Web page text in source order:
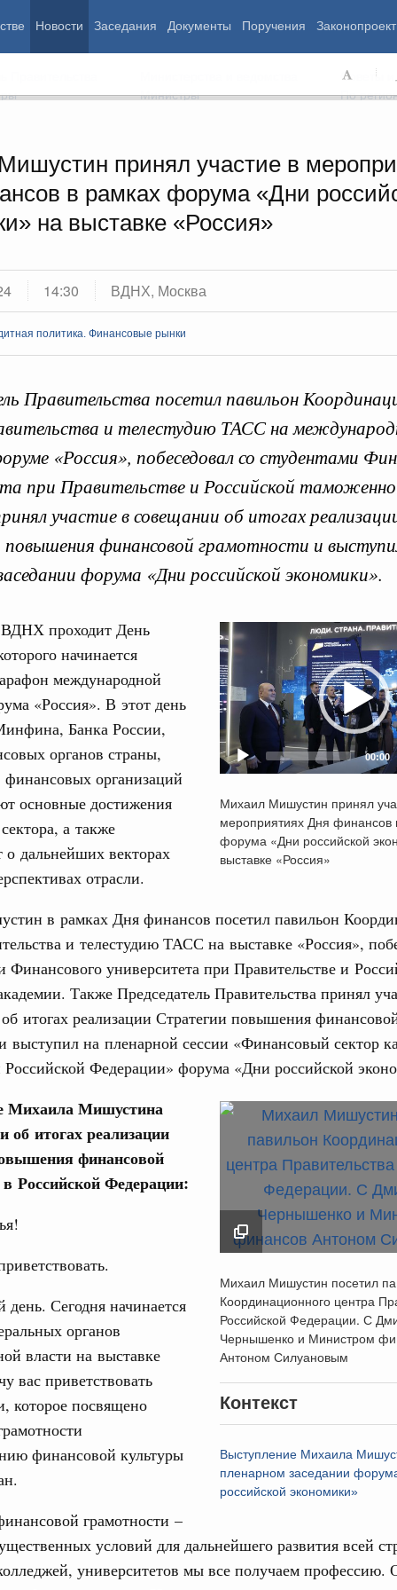
Новости Заседания Документы Поручения
принял участие в
в рамках форума «Дни
на выставке «Россия»
14:30 ВДНХ, Москва
политика. Финансовые рынки
Правительства посетил павильон
и телестудию ТАСС на
«Россия», побеседовал со студентами
при Правительстве и Российской
участие в совещании об итогах
финансовой грамотности и
форума «Дни российской экономики».
Video
Player
00:00
Михаил Мишустин принял
мероприятиях Дня финансов
форума «Дни российской
выставке «Россия»
ВДНХ проходит День
начинается
международной
«Россия». В этот день
Банка России,
органов страны,
финансовых организаций
основные достижения
а также
о дальнейших векторах
отрасли.
в рамках Дня финансов посетил павильон
и телестудию ТАСС на выставке «Россия»,
Финансового университета при Правительстве и
Также Председатель Правительства принял
итогах реализации Стратегии повышения
выступил на пленарной сессии «Финансовый сектор
Российской Федерации» форума «Дни российской
павильон
центра
Российской
Дмитрием
Силуановым
Михаил Мишустин посетил
Координационного центра
Российской Федерации. С
Чернышенко и Министром
Антоном Силуановым
Михаила Мишустина
об итогах реализации
финансовой
Российской Федерации:
Контекст
Выступление Михаила
пленарном заседании
российской экономики»
Сегодня начинается
органов
власти на выставке
вас приветствовать
которое посвящено
финансовой культуры
грамотности –
условий для дальнейшего развития всей
университетов мы все получаем профессию.
Правительства
Министры
Советы и
По
Занятость и труд
Технологическое развитие
Экология
среда
ЖКХ обновлено в России при участии
ОЭЗ. ТОР. Моногорода
реализации проектов института
округе
молодёжи сформировал целое
себя ответственность за будущее
для жизни»
на юге России вырос почти на треть
система. Недвижимость. Оценочная деятельность
в управление «ДОМ.РФ»
в России вырос на 4,3%, въездной –
по ситуации на топливном рынке
развития территорий в
в городах ДНР
и поддержки занятости
стратегической сессии,
труда
Спортивных игр ВЭФ-2026
Омской области в рамках
р
для Северного морского пути будет
директором АНО «Агентство
новых проектов» Светланой
направления работы АСИ в контексте
3
10
17
Для
Email
Email